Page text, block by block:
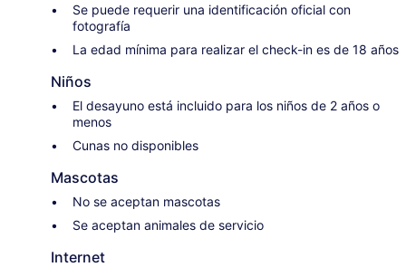
Se puede requerir una identificación oficial con
fotografía
La edad mínima para realizar el check-in es de 18 años
Niños
El desayuno está incluido para los niños de 2 años o
menos
Cunas no disponibles
Mascotas
No se aceptan mascotas
Se aceptan animales de servicio
Internet